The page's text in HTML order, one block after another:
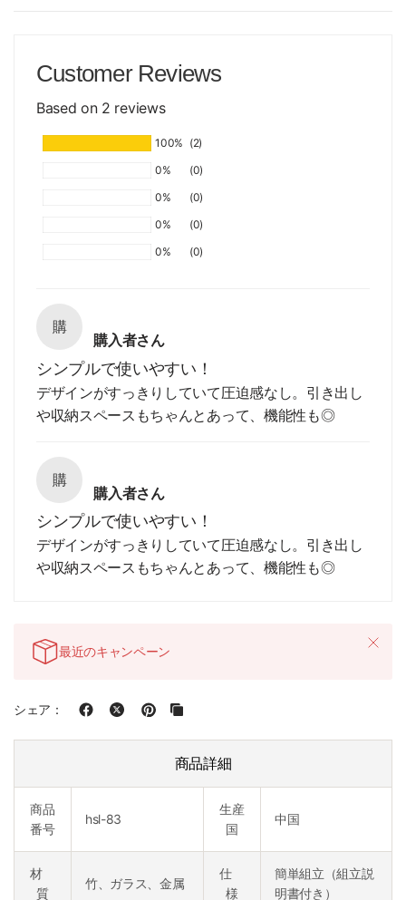
Customer Reviews
Based on 2 reviews
100% (2)
0%
(0)
0%
(0)
0%
(0)
0%
(0)
購
購入者さん
シンプルで使いやすい！
デザインがすっきりしていて圧迫感なし。引き出し
や収納スペースもちゃんとあって、機能性も◎
購
購入者さん
シンプルで使いやすい！
デザインがすっきりしていて圧迫感なし。引き出し
や収納スペースもちゃんとあって、機能性も◎
最近のキャンペーン
シェア：
商品詳細
商品
番号
hsl-83
生産
国
中国
材
質
竹、ガラス、金属
仕
様
簡単組立（組立説
明書付き）